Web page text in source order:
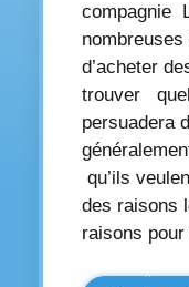
compagnie
d’acheter
trouver
persuadera
qu’ils
des raisons
raisons